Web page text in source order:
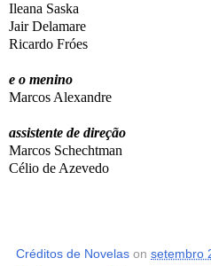
Ileana Saska
Jair Delamare
Ricardo Fróes
e o menino
Marcos Alexandre
assistente de direção
Marcos Schechtman
Célio de Azevedo
Créditos de Novelas on setembro